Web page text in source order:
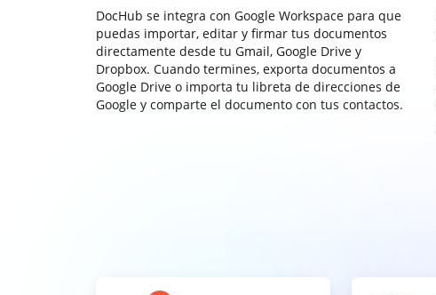
DocHub se integra con Google Workspace para que
puedas importar, editar y firmar tus documentos
directamente desde tu Gmail, Google Drive y
Dropbox. Cuando termines, exporta documentos a
Google Drive o importa tu libreta de direcciones de
Google y comparte el documento con tus contactos.